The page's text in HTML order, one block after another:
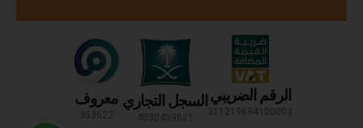
الرقم الضريبي
311219694100003
السجل التجاري
4030459621
معروف
353622